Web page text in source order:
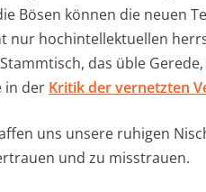
Bösen können die neuen
nur hochintellektuellen
das üble
in der Kritik der vernetzten
uns unsere ruhigen
und zu misstrauen.